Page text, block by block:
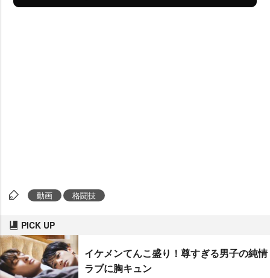
動画 格闘技
PICK UP
イケメンてんこ盛り！尊すぎる男子の純情
ラブに胸キュン